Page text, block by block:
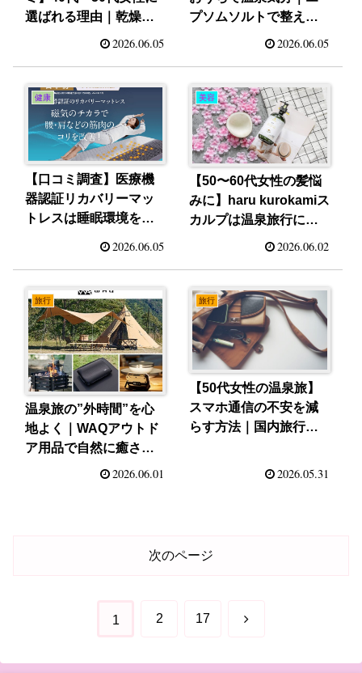
選ばれる理由｜乾燥と
ゆらぎ肌を整えるスキ
2026.06.05
プソムソルトで整える
夜のバスタイム 2026.06.05
健康
【口コミ調査】医療機
器認証リカバリーマッ
トレスは睡眠環境を整
2026.06.05
美容
【50〜60代女性の髪悩
みに】haru kurokamiス
カルプは温泉旅行にも
便利なオールインワン
2026.06.02
旅行
温泉旅の”外時間”を心
地よく｜WAQアウトド
ア用品で自然に癒され
2026.06.01
旅行
【50代女性の温泉旅】
スマホ通信の不安を減
らす方法｜国内旅行を
2026.05.31
次のページ
1 2 17 次